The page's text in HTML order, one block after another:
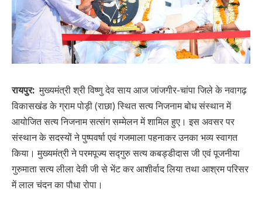
रायपुर:मुख्यमंत्री श्री विष्णु देव साय आज जांजगीर-चांपा जिले के नवागढ़
विकासखंड के ग्राम पोड़ी (राछा) स्थित सत्य निजनाम बोध संस्थान में
आयोजित सत्य निजनाम सत्संग सम्मेलन में शामिल हुए। इस अवसर पर
संस्थान के सदस्यों ने पुष्पवर्षा एवं गजमाला पहनाकर उनका भव्य स्वागत
किया। मुख्यमंत्री ने परमपूज्य सद्गुरु सत्य कबड्डीदास जी एवं पूजनीया
गुरुमाता सत्य लीला देवी जी से भेंट कर आशीर्वाद लिया तथा आश्रम परिसर
में लाल चंदन का पौधा रोपा।